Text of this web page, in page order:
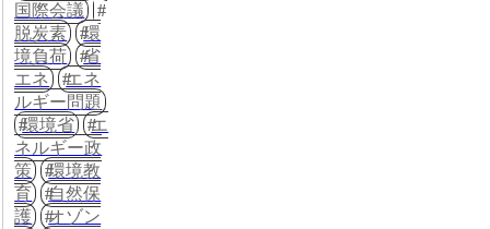
国際会議
脱炭素
環
境負荷
省
エネ
エネ
ルギー問題
環境省
エ
ネルギー政
策
環境教
育
自然保
護
オゾン